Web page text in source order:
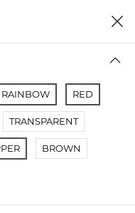
0
RAINBOW RED
TRANSPARENT
BROWN